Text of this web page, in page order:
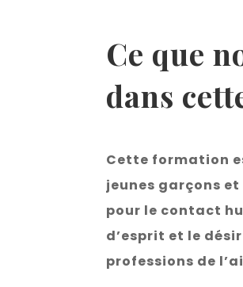
Ce que
dans
Cette formation
jeunes garçons
pour le contact
d’esprit et le
professions de